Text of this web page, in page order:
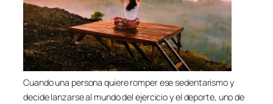
Cuando una persona quiere romper ese sedentarismo y
decide lanzarse al mundo del ejercicio y el deporte, uno de